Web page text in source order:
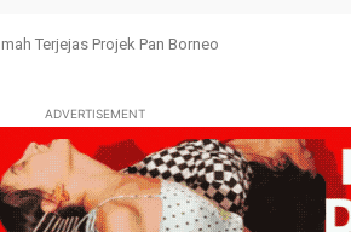
Terjejas Projek Pan Borneo
ADVERTISEMENT